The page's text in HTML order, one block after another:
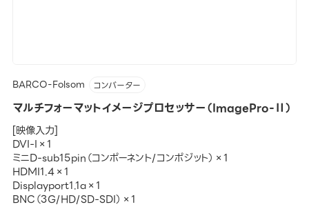
BARCO-Folsom コンバーター
マルチフォーマットイメージプロセッサー（ImagePro-Ⅱ）
[映像入力]
DVI-I×1
ミニD-sub15pin（コンポーネント/コンポジット）×1
HDMI1.4×1
Displayport1.1a×1
BNC（3G/HD/SD-SDI）×1